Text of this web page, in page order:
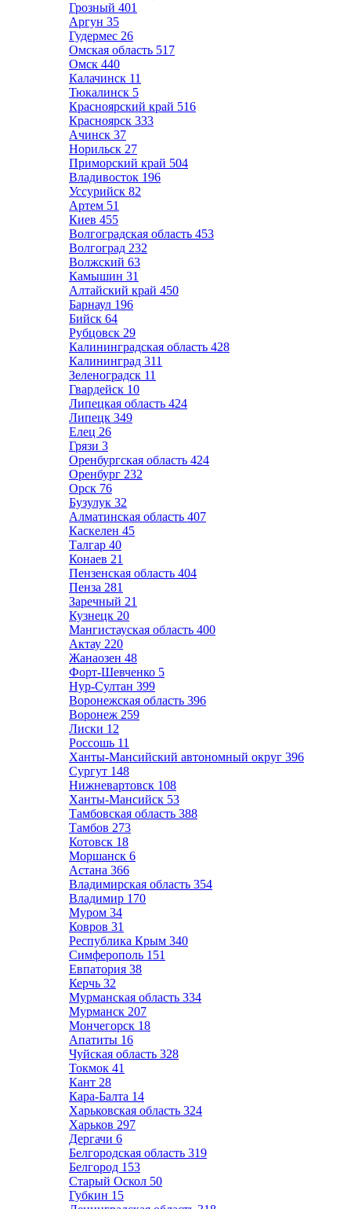
Грозный 401
Аргун 35
Гудермес 26
Омская область 517
Омск 440
Калачинск 11
Тюкалинск 5
Красноярский край 516
Красноярск 333
Ачинск 37
Норильск 27
Приморский край 504
Владивосток 196
Уссурийск 82
Артем 51
Киев 455
Волгоградская область 453
Волгоград 232
Волжский 63
Камышин 31
Алтайский край 450
Барнаул 196
Бийск 64
Рубцовск 29
Калининградская область 428
Калининград 311
Зеленоградск 11
Гвардейск 10
Липецкая область 424
Липецк 349
Елец 26
Грязи 3
Оренбургская область 424
Оренбург 232
Орск 76
Бузулук 32
Алматинская область 407
Каскелен 45
Талгар 40
Конаев 21
Пензенская область 404
Пенза 281
Заречный 21
Кузнецк 20
Мангистауская область 400
Актау 220
Жанаозен 48
Форт-Шевченко 5
Нур-Султан 399
Воронежская область 396
Воронеж 259
Лиски 12
Россошь 11
Ханты-Мансийский автономный округ 396
Сургут 148
Нижневартовск 108
Ханты-Мансийск 53
Тамбовская область 388
Тамбов 273
Котовск 18
Моршанск 6
Астана 366
Владимирская область 354
Владимир 170
Муром 34
Ковров 31
Республика Крым 340
Симферополь 151
Евпатория 38
Керчь 32
Мурманская область 334
Мурманск 207
Мончегорск 18
Апатиты 16
Чуйская область 328
Токмок 41
Кант 28
Кара-Балта 14
Харьковская область 324
Харьков 297
Дергачи 6
Белгородская область 319
Белгород 153
Старый Оскол 50
Губкин 15